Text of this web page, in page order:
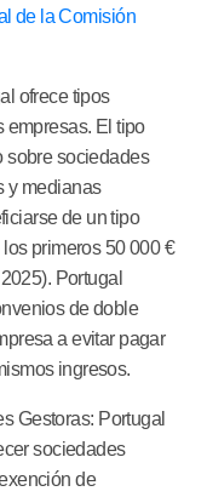
de la Comisión
ofrece tipos
empresas. El tipo
sobre sociedades
y medianas
de un tipo
primeros 50 000 €
Portugal
de doble
a evitar pagar
ingresos.
Gestoras: Portugal
sociedades
de